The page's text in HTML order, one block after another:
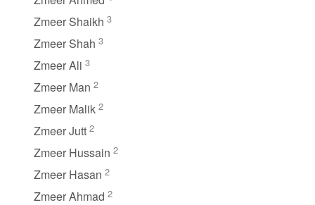
Zmeer Shaikh 3
Zmeer Shah 3
Zmeer Ali 3
Zmeer Man 2
Zmeer Malik 2
Zmeer Jutt 2
Zmeer Hussain 2
Zmeer Hasan 2
Zmeer Ahmad 2